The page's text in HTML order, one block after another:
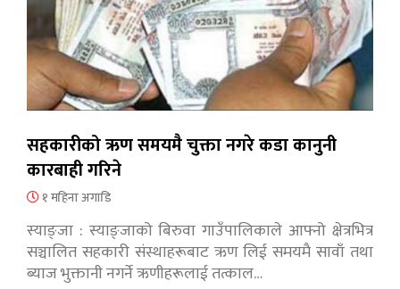
सहकारीको ऋण समयमै चुक्ता नगरे कडा कानुनी
कारबाही गरिने
१ महिना अगाडि
स्याङ्जा : स्याङ्जाको बिरुवा गाउँपालिकाले आफ्नो क्षेत्रभित्र
सञ्चालित सहकारी संस्थाहरूबाट ऋण लिई समयमै सावाँ तथा
ब्याज भुक्तानी नगर्ने ऋणीहरूलाई तत्काल…